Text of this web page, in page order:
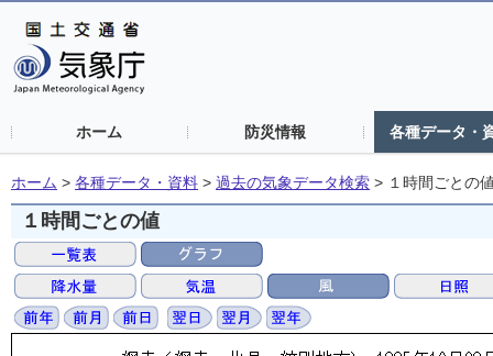
ホーム 防災情報 各種データ・
ホーム > 各種データ・資料 > 過去の気象データ検索 > １時間ごとの
１時間ごとの値